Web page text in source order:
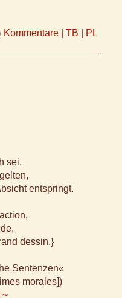
Kommentare TB PL
sei,
entspringt.
dessin.}
Sentenzen«
morales])
~